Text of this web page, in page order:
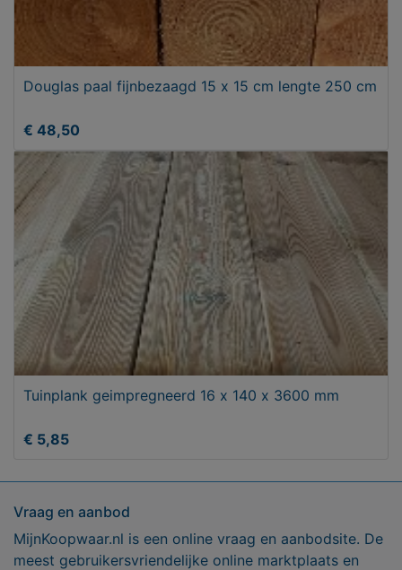
Douglas paal fijnbezaagd 15 x 15 cm lengte 250 cm
€ 48,50
Tuinplank geimpregneerd 16 x 140 x 3600 mm
€ 5,85
Vraag en aanbod
MijnKoopwaar.nl is een online vraag en aanbodsite. De
meest gebruikersvriendelijke online marktplaats en